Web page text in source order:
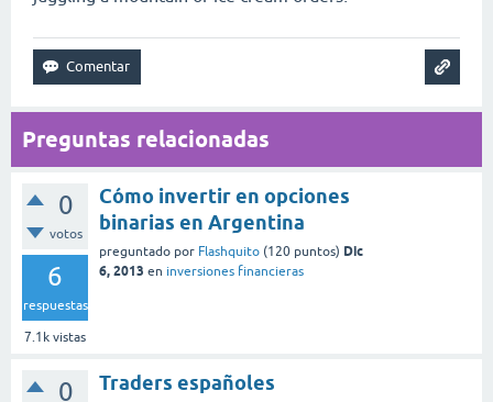
Preguntas relacionadas
0
votos
6
respuestas
7.1k vistas
Cómo invertir en opciones
binarias en Argentina
preguntado por Flashquito (120 puntos) Dic
6, 2013 en inversiones financieras
0 Traders españoles